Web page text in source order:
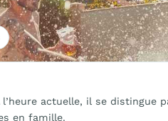
actuelle, il se
en famille.